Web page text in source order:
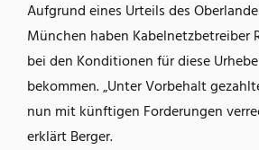
Aufgrund eines Urteils des
München haben Kabelnetzbetreiber
bei den Konditionen für diese
bekommen. „Unter Vorbehalt
nun mit künftigen Forderungen
erklärt Berger.